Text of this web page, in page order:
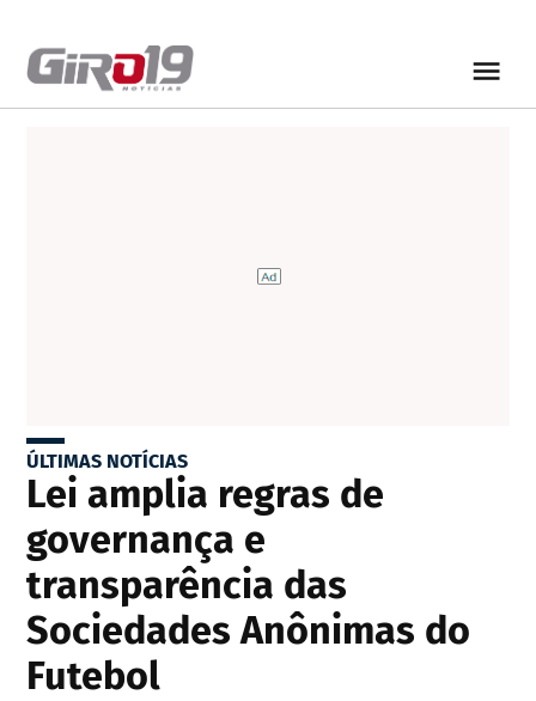
ÚLTIMAS NOTÍCIAS
Lei amplia regras de
governança e
transparência das
Sociedades Anônimas do
Futebol